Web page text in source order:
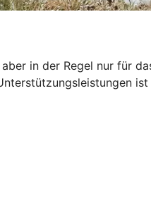
in der Regel nur für